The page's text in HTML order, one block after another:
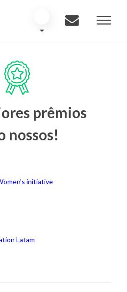
prêmios
nossos!